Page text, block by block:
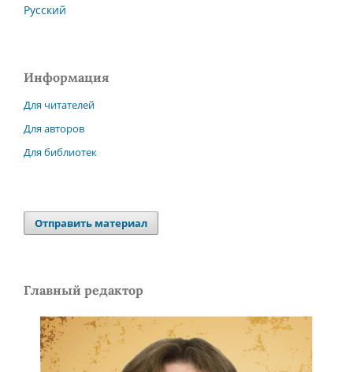
Русский
Информация
Для читателей
Для авторов
Для библиотек
Отправить материал
Главный редактор